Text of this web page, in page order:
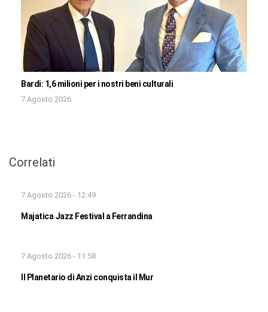
Bardi: 1,6 milioni per i nostri beni culturali
7 Agosto 2026
Correlati
7 Agosto 2026 - 12:49
Majatica Jazz Festival a Ferrandina
7 Agosto 2026 - 11:58
Il Planetario di Anzi conquista il Mur